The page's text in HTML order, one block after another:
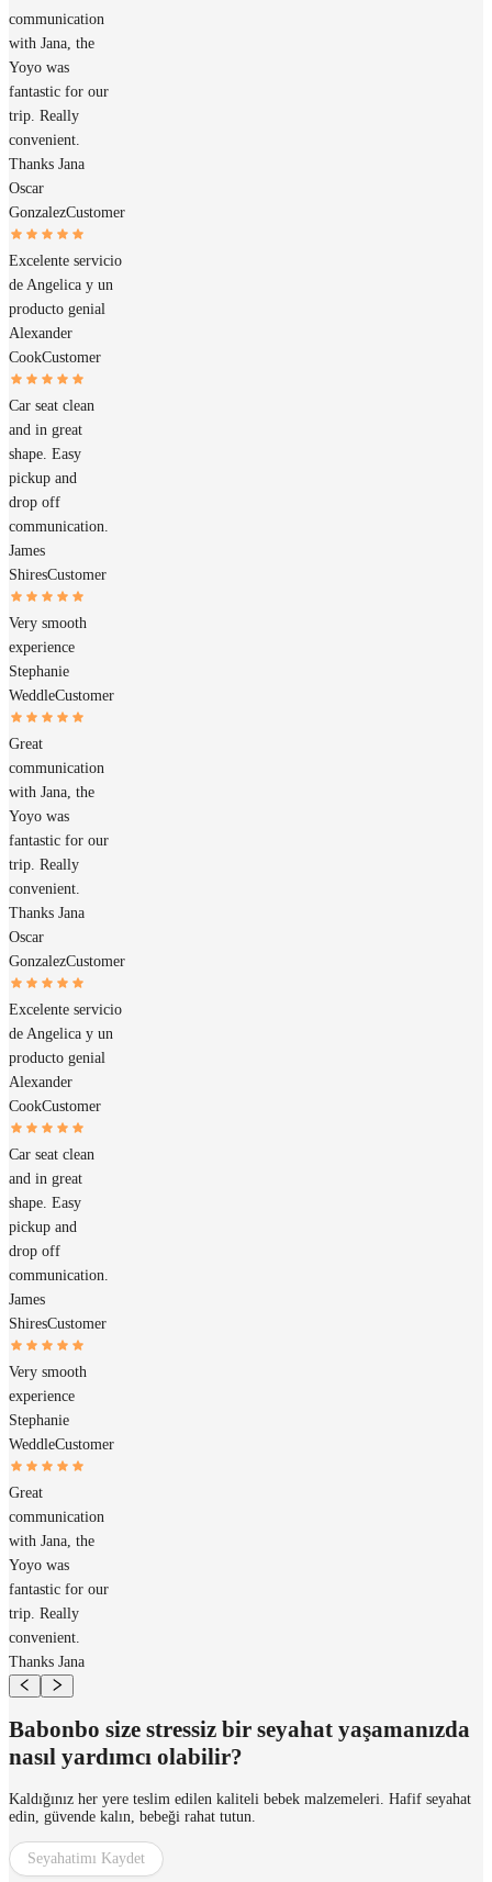
communication
with Jana, the
Yoyo was
fantastic for our
trip. Really
convenient.
Thanks Jana
Oscar
GonzalezCustomer
Excelente servicio
de Angelica y un
producto genial
Alexander
CookCustomer
Car seat clean
and in great
shape. Easy
pickup and
drop off
communication.
James
ShiresCustomer
Very smooth
experience
Stephanie
WeddleCustomer
Great
communication
with Jana, the
Yoyo was
fantastic for our
trip. Really
convenient.
Thanks Jana
Oscar
GonzalezCustomer
Excelente servicio
de Angelica y un
producto genial
Alexander
CookCustomer
Car seat clean
and in great
shape. Easy
pickup and
drop off
communication.
James
ShiresCustomer
Very smooth
experience
Stephanie
WeddleCustomer
Great
communication
with Jana, the
Yoyo was
fantastic for our
trip. Really
convenient.
Thanks Jana
Babonbo size stressiz bir seyahat yaşamanızda
nasıl yardımcı olabilir?
Kaldığınız her yere teslim edilen kaliteli bebek malzemeleri. Hafif seyahat
edin, güvende kalın, bebeği rahat tutun.
Seyahatimı Kaydet